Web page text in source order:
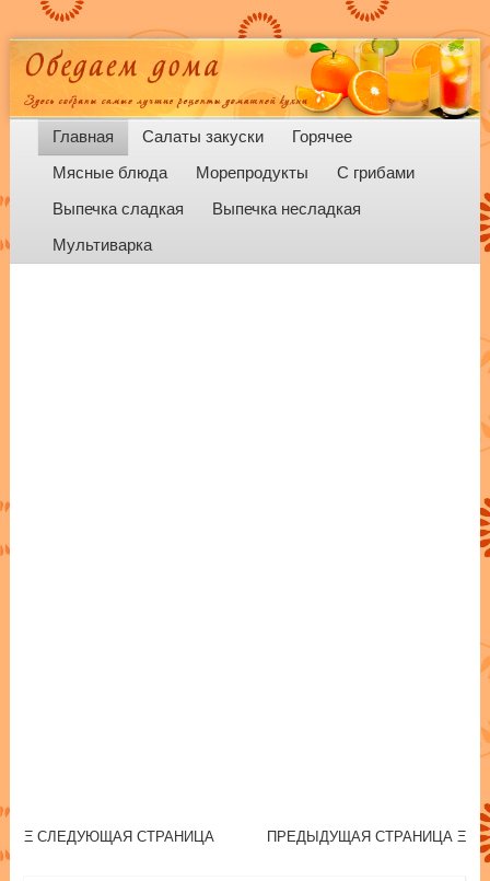
Menu
Skip to content
Главная Салаты закуски
Горячее
Мясные блюда
Морепродукты
С грибами
Выпечка сладкая
Выпечка несладкая
Мультиварка
Post navigation
Ξ СЛЕДУЮЩАЯ СТРАНИЦА ПРЕДЫДУЩАЯ СТРАНИЦА Ξ